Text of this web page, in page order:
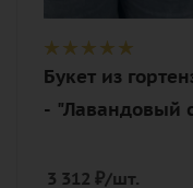
Букет из
- "Лавандовый
3 312 ₽/шт.